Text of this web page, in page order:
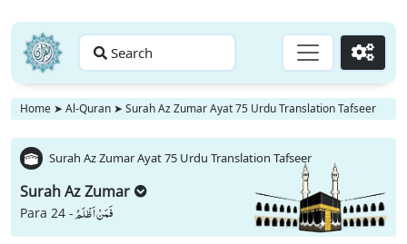
Search Go
Home ➤ Al-Quran ➤ Surah Az Zumar Ayat 75 Urdu Translation Tafseer
Surah Az Zumar Ayat 75 Urdu Translation Tafseer
Surah Az Zumar
Para 24 -فَمَنْ اَظْلَمُ